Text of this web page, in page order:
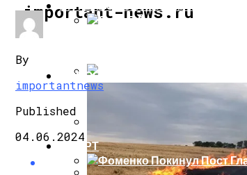
important-news.ru
ИНТЕРЕСНОЕ И
В Сети Высмеяли
«Князь, Где Вы Шлялись»: В
НОВОСТИ
СПОРТ
By
importantnews
Published
04.06.2024